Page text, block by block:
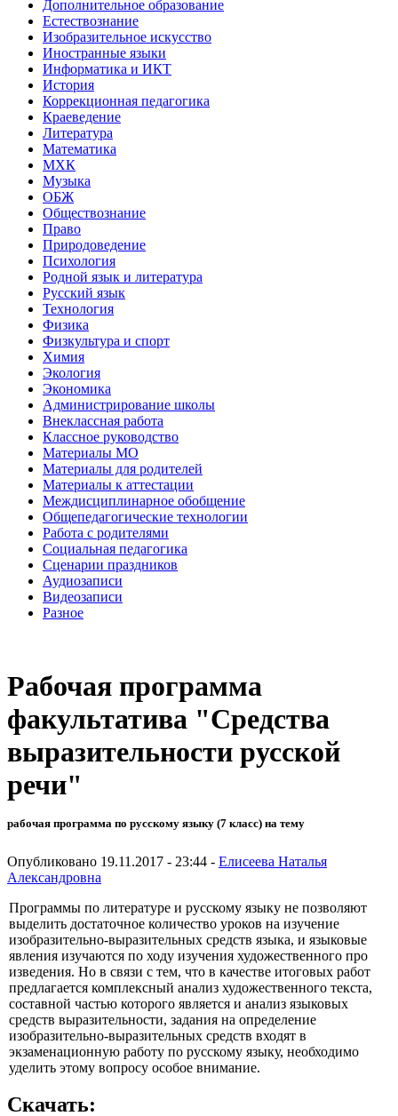
Дополнительное образование
Естествознание
Изобразительное искусство
Иностранные языки
Информатика и ИКТ
История
Коррекционная педагогика
Краеведение
Литература
Математика
МХК
Музыка
ОБЖ
Обществознание
Право
Природоведение
Психология
Родной язык и литература
Русский язык
Технология
Физика
Физкультура и спорт
Химия
Экология
Экономика
Администрирование школы
Внеклассная работа
Классное руководство
Материалы МО
Материалы для родителей
Материалы к аттестации
Междисциплинарное обобщение
Общепедагогические технологии
Работа с родителями
Социальная педагогика
Сценарии праздников
Аудиозаписи
Видеозаписи
Разное
Рабочая программа
факультатива "Средства
выразительности русской
речи"
рабочая программа по русскому языку (7 класс) на тему
Опубликовано 19.11.2017 - 23:44 - Елисеева Наталья
Александровна
Программы по литературе и русскому языку не позволяют
выделить достаточное количество уроков на изучение
изобразительно-выразительных средств языка, и языковые
явления изучаются по ходу изучения художественного про
изведения. Но в связи с тем, что в качестве итоговых работ
предлагается комплексный анализ художественного текста,
составной частью которого является и анализ языковых
средств выразительности, задания на определение
изобразительно-выразительных средств входят в
экзаменационную работу по русскому языку, необходимо
уделить этому вопросу особое внимание.
Скачать: